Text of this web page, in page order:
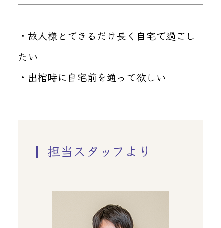
・故人様とできるだけ長く自宅で過ごし
たい
・出棺時に自宅前を通って欲しい
担当スタッフより